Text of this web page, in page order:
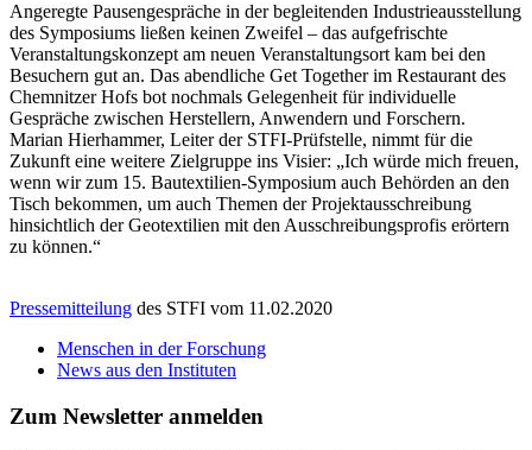
Angeregte Pausengespräche in der begleitenden Industrieausstellung
des Symposiums ließen keinen Zweifel – das aufgefrischte
Veranstaltungskonzept am neuen Veranstaltungsort kam bei den
Besuchern gut an. Das abendliche Get Together im Restaurant des
Chemnitzer Hofs bot nochmals Gelegenheit für individuelle
Gespräche zwischen Herstellern, Anwendern und Forschern.
Marian Hierhammer, Leiter der STFI-Prüfstelle, nimmt für die
Zukunft eine weitere Zielgruppe ins Visier: „Ich würde mich freuen,
wenn wir zum 15. Bautextilien-Symposium auch Behörden an den
Tisch bekommen, um auch Themen der Projektausschreibung
hinsichtlich der Geotextilien mit den Ausschreibungsprofis erörtern
zu können.“
Pressemitteilung des STFI vom 11.02.2020
Menschen in der Forschung
News aus den Instituten
Zum Newsletter anmelden